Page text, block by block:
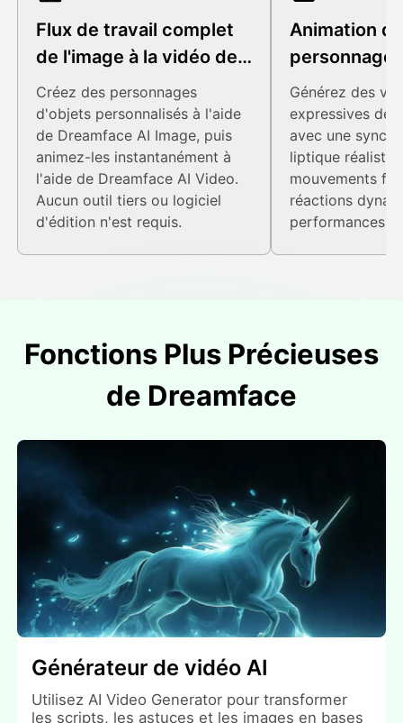
Flux de travail complet
de l'image à la vidéo de
l'IA
Créez des personnages
d'objets personnalisés à l'aide
de Dreamface AI Image, puis
animez-les instantanément à
l'aide de Dreamface AI Video.
Aucun outil tiers ou logiciel
d'édition n'est requis.
Animation
personnage
avancé
Générez des
expressives
avec une
liptique réaliste,
mouvements
réactions
performances
Fonctions Plus Précieuses
de Dreamface
Générateur de vidéo AI
Utilisez AI Video Generator pour transformer
les scripts, les astuces et les images en bases